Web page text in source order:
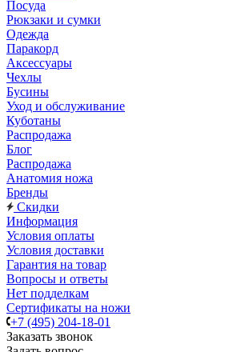
Посуда
Рюкзаки и сумки
Одежда
Паракорд
Аксессуары
Чехлы
Бусины
Уход и обслуживание
Куботаны
Распродажа
Блог
Распродажа
Анатомия ножа
Бренды
Скидки
Информация
Условия оплаты
Условия доставки
Гарантия на товар
Вопросы и ответы
Нет подделкам
Сертификаты на ножи
+7 (495) 204-18-01
Заказать звонок